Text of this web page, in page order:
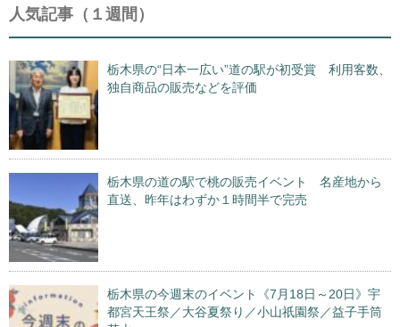
人気記事（１週間）
栃木県の“日本一広い”道の駅が初受賞 利用客数、
独自商品の販売などを評価
栃木県の道の駅で桃の販売イベント 名産地から
直送、昨年はわずか１時間半で完売
栃木県の今週末のイベント《7月18日～20日》宇
都宮天王祭／大谷夏祭り／小山祇園祭／益子手筒